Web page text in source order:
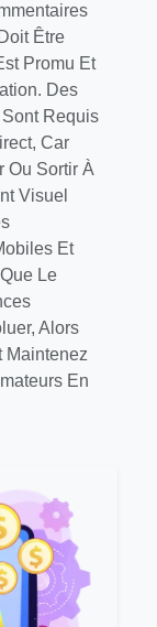
Être
Promu Et
Des
Requis
Car
Ou Sortir À
Visuel
Et
Le
Alors
Maintenez
En